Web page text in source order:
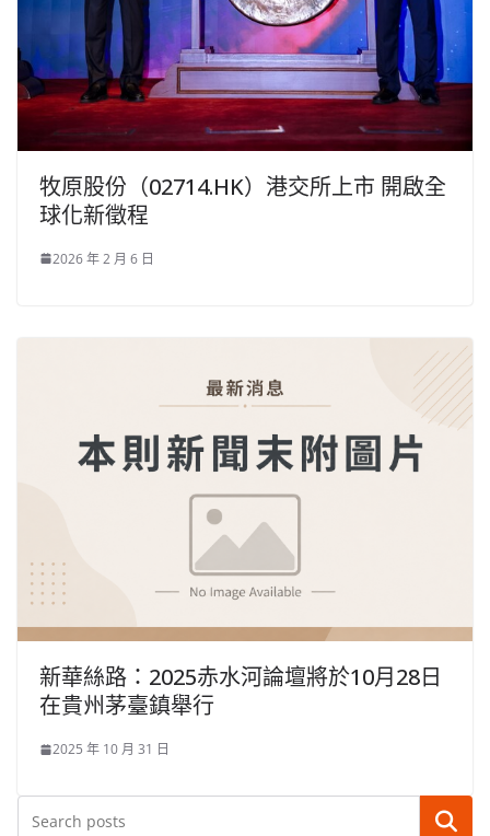
牧原股份（02714.HK）港交所上市 開啟全
球化新徵程
2026 年 2 月 6 日
新華絲路：2025赤水河論壇將於10月28日
在貴州茅臺鎮舉行
2025 年 10 月 31 日
搜尋